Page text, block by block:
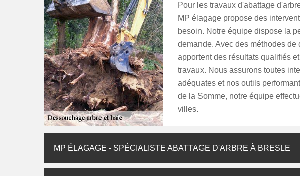
Pour les travaux d'abattage
MP élagage propose des
besoin. Notre équipe dispose la
demande. Avec des méthodes
apportent des résultats qualifiés
travaux. Nous assurons toutes
adéquates et nos outils
de la Somme, notre équipe
villes.
MP ÉLAGAGE - SPÉCIALISTE ABATTAGE D'ARBRE À BRESLE